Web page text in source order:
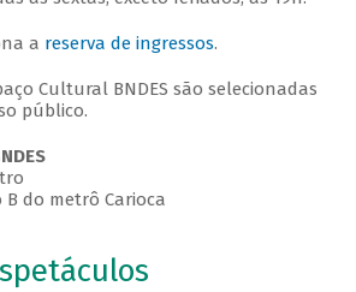
a reserva de ingressos.
Cultural BNDES são selecionadas
público.
B do metrô Carioca